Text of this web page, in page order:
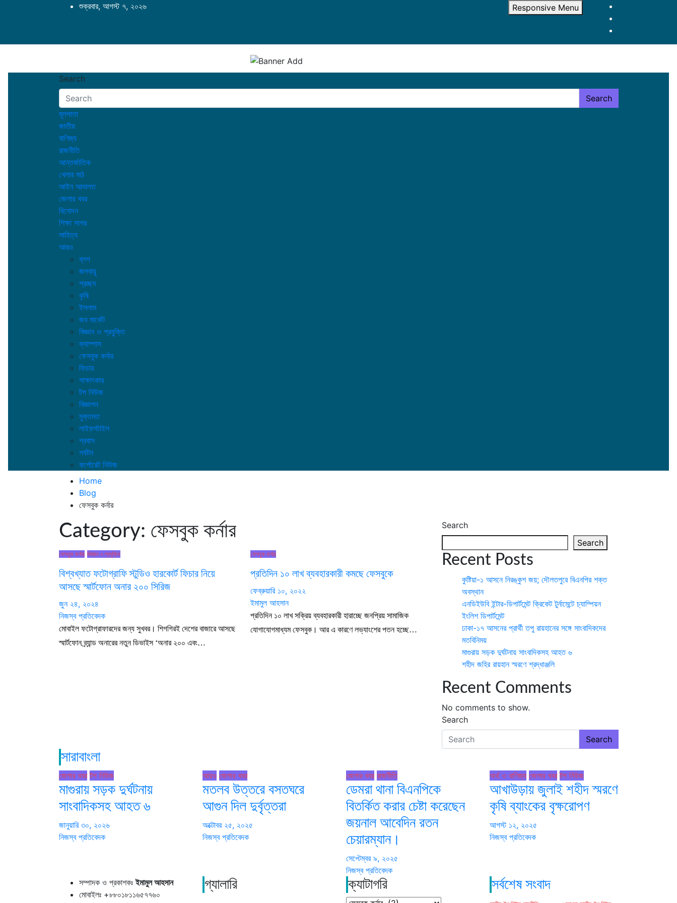
শুক্রবার, আগস্ট ৭, ২০২৬ Responsive Menu
Search
Search
মূলপাতা
জাতীয়
বাণিজ্য
রাজনীতি
আন্তর্জাতিক
খেলার মাঠ
আইন আদালত
জেলার খবর
বিনোদন
শিক্ষা সাগর
সাহিত্য
আরও
ব্লগ
জলবায়ু
প্রচ্ছদ
কৃষি
ইসলাম
জব মার্কেট
বিজ্ঞান ও প্রযুক্তি
ক্যাম্পাস
ফেসবুক কর্নার
ফিচার
সাক্ষাৎকার
টপ নিউজ
বিজ্ঞাপন
মুক্তমত
লাইফস্টাইল
প্রবাস
পর্যটন
কর্পোরেট নিউজ
Home
Blog
ফেসবুক কর্নার
Category: ফেসবুক কর্নার
ফেসবুক কর্নার বিজ্ঞান ও প্রযুক্তি
বিশ্বখ্যাত ফটোগ্রাফি স্টুডিও হারকোর্ট ফিচার নিয়ে
আসছে স্মার্টফোন অনার ২০০ সিরিজ
জুন ২৪, ২০২৪
নিজস্ব প্রতিবেদক
মোবাইল ফটোগ্রাফারদের জন্য সুখবর। শিগগিরই দেশের বাজারে আসছে
স্মার্টফোন ব্র্যান্ড অনারের নতুন ডিভাইস ‘অনার ২০০ এবং…
ফেসবুক কর্নার
প্রতিদিন ১০ লাখ ব্যবহারকারী কমছে ফেসবুকে
ফেব্রুয়ারি ১০, ২০২২
ইমামুল আহসান
প্রতিদিন ১০ লাখ সক্রিয় ব্যবহারকারী হারাচ্ছে জনপ্রিয় সামাজিক
যোগাযোগমাধ্যম ফেসবুক। আর এ কারণে লভ্যাংশের পতন হচ্ছে…
Search
Search
Recent Posts
কুষ্টিয়া-১ আসনে নিরঙ্কুশ জয়; দৌলতপুরে বিএনপির শক্ত
অবস্থান
এনডিইউবি ইন্টার-ডিপার্টমেন্ট ক্রিকেট টুর্নামেন্টে চ্যাম্পিয়ন
ইংলিশ ডিপার্টমেন্ট
ঢাকা-১৭ আসনের প্রার্থী তপু রায়হানের সঙ্গে সাংবাদিকদের
মতবিনিময়
মাগুরায় সড়ক দুর্ঘটনায় সাংবাদিকসহ আহত ৬
শহীদ জহির রায়হান স্মরণে শ্রদ্ধাঞ্জলি
Recent Comments
No comments to show.
Search
Search
সারাবাংলা
জেলার খবর টপ নিউজ
মাগুরায় সড়ক দুর্ঘটনায়
সাংবাদিকসহ আহত ৬
জানুয়ারি ৩০, ২০২৬
নিজস্ব প্রতিবেদক
আরও জেলার খবর
মতলব উত্তরে বসতঘরে
আগুন দিল দুর্বৃত্তরা
অক্টোবর ২৫, ২০২৫
নিজস্ব প্রতিবেদক
জেলার খবর রাজনীতি
ডেমরা থানা বিএনপিকে
বিতর্কিত করার চেষ্টা করেছেন
জয়নাল আবেদিন রতন
চেয়ারম্যান।
সেপ্টেম্বর ৯, ২০২৫
নিজস্ব প্রতিবেদক
অর্থ ও বাণিজ্য জেলার খবর টপ নিউজ
আখাউড়ায় জুলাই শহীদ স্মরণে
কৃষি ব্যাংকের বৃক্ষরোপণ
আগস্ট ১২, ২০২৫
নিজস্ব প্রতিবেদক
সম্পাদক ও প্রকাশকঃইমামুল আহসান
মোবাইলঃ +৮৮০১৮১১৬৫৭৭৬০
গ্যালারি ক্যাটাগরি সর্বশেষ সংবাদ